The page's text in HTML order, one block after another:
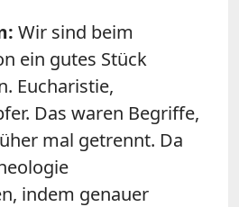
Wir sind beim
ein gutes Stück
Eucharistie,
Das waren Begriffe,
mal getrennt. Da
indem genauer